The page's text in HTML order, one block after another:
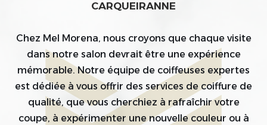
CARQUEIRANNE
Chez Mel Morena, nous croyons que chaque visite
dans notre salon devrait être une expérience
mémorable. Notre équipe de coiffeuses expertes
est dédiée à vous offrir des services de coiffure de
qualité, que vous cherchiez à rafraîchir votre
coupe, à expérimenter une nouvelle couleur ou à